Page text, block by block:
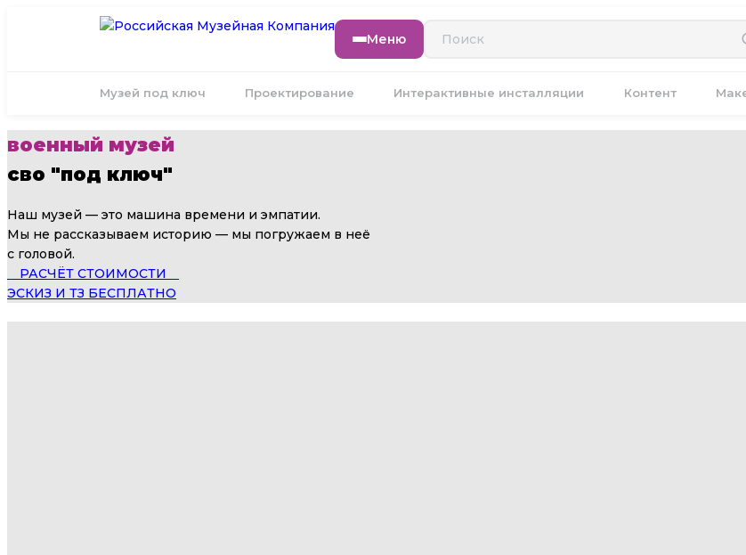
Меню
Музей под ключ Проектирование Интерактивные инсталляции Контент
военный музей
сво "под ключ"
Наш музей — это машина времени и эмпатии.
Мы не рассказываем историю — мы погружаем в неё
с головой.
⠀ РАСЧЁТ СТОИМОСТИ ⠀
ЭСКИЗ И ТЗ БЕСПЛАТНО